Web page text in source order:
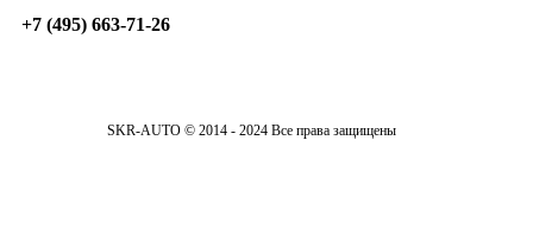
+7 (495) 663-71-26
SKR-AUTO © 2014 - 2024 Все права защищены